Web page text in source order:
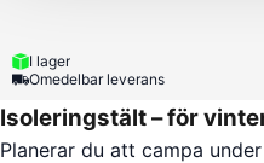
I lager
Omedelbar leverans
Isoleringstält – för
Planerar du att campa